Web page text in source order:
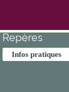
Repères
Infos pratiques